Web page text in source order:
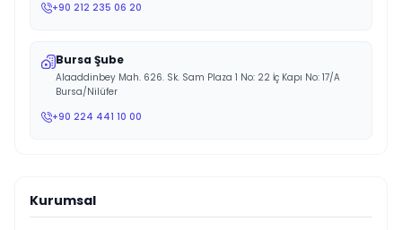
+90 212 235 06 20
Bursa Şube
Alaaddinbey Mah. 626. Sk. Sam Plaza 1 No: 22 İç Kapı No: 17/A
Bursa/Nilüfer
+90 224 441 10 00
Kurumsal